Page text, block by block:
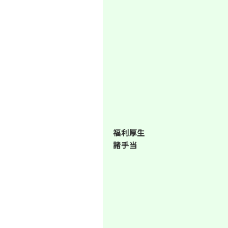
福利厚生
諸手当